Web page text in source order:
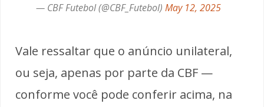
— CBF Futebol (@CBF_Futebol) May 12, 2025
Vale ressaltar que o anúncio unilateral,
ou seja, apenas por parte da CBF —
conforme você pode conferir acima, na